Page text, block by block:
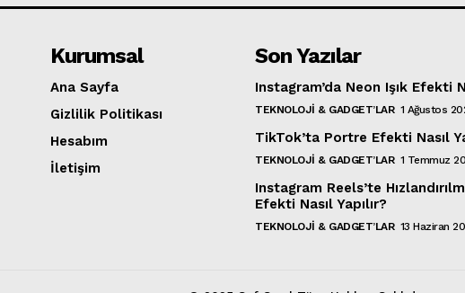
Kurumsal
Ana Sayfa
Gizlilik Politikası
Hesabım
İletişim
Son Yazılar
Instagram’da Neon Işık Efekti
TEKNOLOJI & GADGET’LAR 1 Ağustos
TikTok’ta Portre Efekti Nasıl
TEKNOLOJI & GADGET’LAR 1 Temmuz
Instagram Reels’te
Efekti Nasıl Yapılır?
TEKNOLOJI & GADGET’LAR 13 Haziran